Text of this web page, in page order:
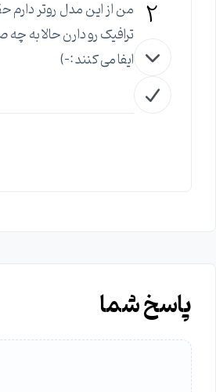
2
ایفا می کنند :-)
پاسخ شما